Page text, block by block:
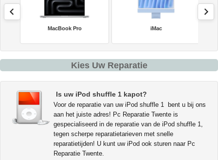
MacBook Pro iMac
Kies Uw Reparatie
Is uw iPod shuffle 1 kapot?
Voor de reparatie van uw iPod shuffle 1 bent u bij ons
aan het juiste adres! Pc Reparatie Twente is
gespecialiseerd in de reparatie van de iPod shuffle 1,
tegen scherpe reparatietarieven met snelle
reparatietijden! U kunt uw iPod ook sturen naar Pc
Reparatie Twente.